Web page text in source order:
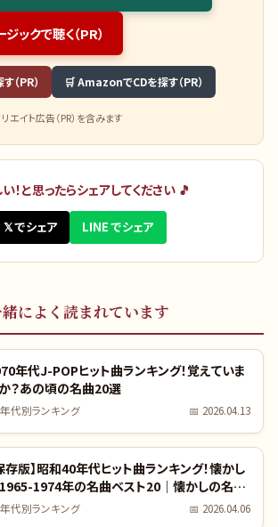
ックで聴く（PR）
（PR） 🛒 AmazonでCDを探す（PR）
エイト広告（PR）を含みます
！と思ったらシェアしてください 🎵
𝕏 でシェア LINE でシェア
によく読まれています
年代J-POPヒット曲ランキング！覚えていま
？あの頃の名曲20選
年代別ランキング 📅 2026.04.13
存版】昭和40年代ヒット曲ランキング！懐かし
1974年の名曲ベスト20｜懐かしの名曲
リスト
年代別ランキング 📅 2026.04.06